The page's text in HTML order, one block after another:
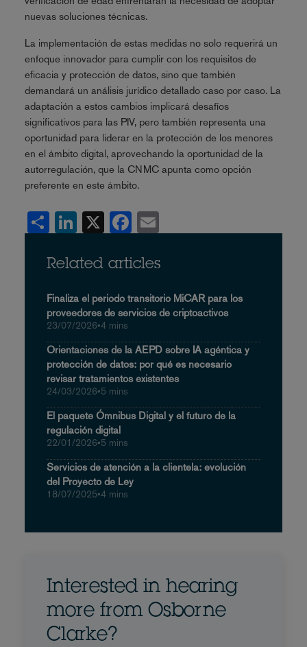
nuevas soluciones técnicas.
La implementación de estas medidas no solo requerirá un
enfoque innovador para cumplir con los requisitos de
eficacia y protección de datos, sino que también
demandará un análisis jurídico detallado caso por caso. La
adaptación a estos cambios implicará desafíos
significativos para las PIV, pero también representa una
oportunidad para liderar en la protección de los menores
en el ámbito digital, aprovechando la oportunidad de la
autorregulación, que la CNMC apunta como opción
preferente en este ámbito.
Share LinkedIn Facebook
Related articles
Finaliza el periodo transitorio MiCAR para los
proveedores de servicios de criptoactivos
23/07/2026•4 mins
Orientaciones de la AEPD sobre IA agéntica y
protección de datos: por qué es necesario
revisar tratamientos existentes
24/03/2026•5 mins
El paquete Ómnibus Digital y el futuro de la
regulación digital
22/01/2026•5 mins
Servicios de atención a la clientela: evolución
del Proyecto de Ley
18/07/2025•4 mins
Interested in hearing
more from Osborne
Clarke?